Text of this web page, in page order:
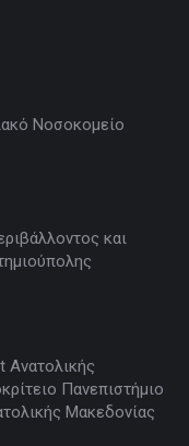
Νοσοκομείο
και
Ανατολικής
Πανεπιστήμιο
Μακεδονίας